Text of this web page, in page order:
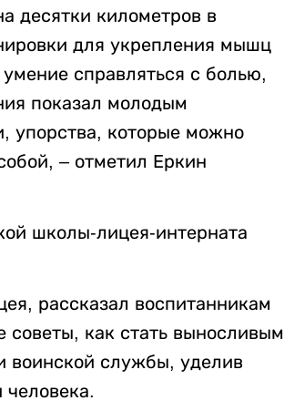
десятки километров в
для укрепления мышц
справляться с болью,
показал молодым
упорства, которые можно
– отметил Еркин
школы-лицея-интерната
рассказал воспитанникам
советы, как стать выносливым
воинской службы, уделив